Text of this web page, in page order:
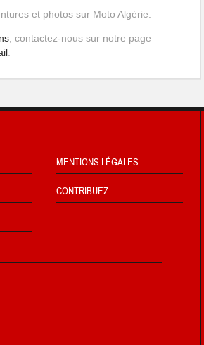
et photos sur Moto Algérie.
, contactez-nous sur notre page
MENTIONS LÉGALES
CONTRIBUEZ